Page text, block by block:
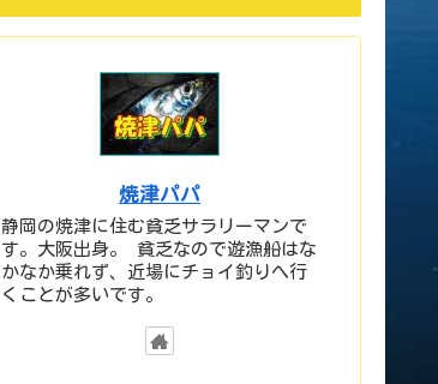
焼津パパ
静岡の焼津に住む貧乏サラリーマンで
す。大阪出身。 貧乏なので遊漁船はな
かなか乗れず、近場にチョイ釣りへ行
くことが多いです。